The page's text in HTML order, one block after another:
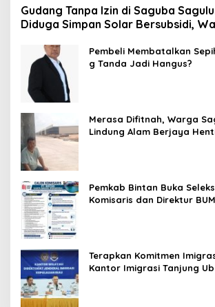
Gudang Tanpa Izin di Saguba
Diduga Simpan Solar Bersubsidi,
Pembeli Membatalkan
g Tanda Jadi Hangus?
Merasa Difitnah, Warga
Lindung Alam Berjaya
Pemkab Bintan Buka
Komisaris dan Direktur
Terapkan Komitmen
Kantor Imigrasi Tanjung